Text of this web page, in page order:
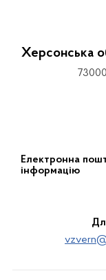
Херсонська
Електронна
інформацію